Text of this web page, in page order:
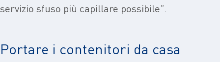
servizio sfuso più capillare possibile”.
Portare i contenitori da casa